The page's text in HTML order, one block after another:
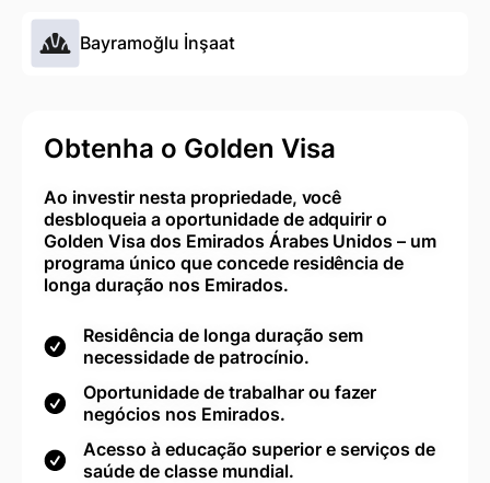
Bayramoğlu İnşaat
Obtenha o Golden Visa
Ao investir nesta propriedade, você
desbloqueia a oportunidade de adquirir o
Golden Visa dos Emirados Árabes Unidos – um
programa único que concede residência de
longa duração nos Emirados.
Residência de longa duração sem
necessidade de patrocínio.
Oportunidade de trabalhar ou fazer
negócios nos Emirados.
Acesso à educação superior e serviços de
saúde de classe mundial.